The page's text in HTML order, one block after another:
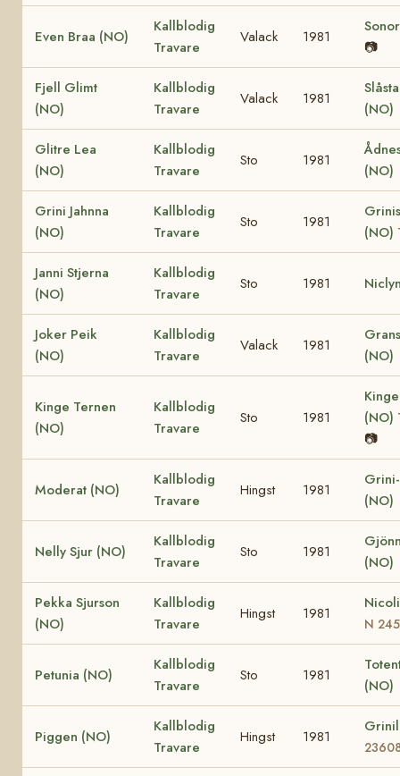
Even Braa (NO)
Kallblodig
Travare
Valack 1981
📷
Fjell Glimt
(NO)
Kallblodig
Travare
Valack 1981
(NO)
Glitre Lea
(NO)
Kallblodig
Travare
Sto 1981
(NO)
Grini Jahnna
(NO)
Kallblodig
Travare
Sto 1981
(NO)
Janni Stjerna
(NO)
Kallblodig
Travare
Sto 1981
Joker Peik
(NO)
Kallblodig
Travare
Valack 1981
(NO)
Kinge Ternen
(NO)
Kallblodig
Travare
Sto 1981
(NO)
📷
Moderat (NO)
Kallblodig
Travare
Hingst 1981
(NO)
Nelly Sjur (NO)
Kallblodig
Travare
Sto 1981
(NO)
Pekka Sjurson
(NO)
Kallblodig
Travare
Hingst 1981
N
Petunia (NO)
Kallblodig
Travare
Sto 1981
(NO)
Piggen (NO)
Kallblodig
Travare
Hingst 1981